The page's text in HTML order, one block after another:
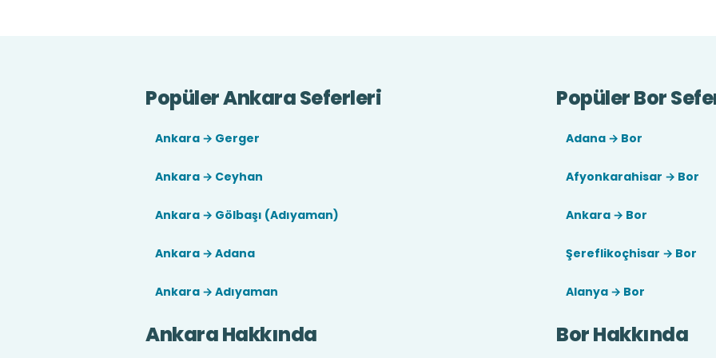
Popüler Ankara Seferleri
Ankara → Gerger
Ankara → Ceyhan
Ankara → Gölbaşı (Adıyaman)
Ankara → Adana
Ankara → Adıyaman
Popüler Bor
Adana → Bor
Afyonkarahisar → Bor
Ankara → Bor
Şereflikoçhisar → Bor
Alanya → Bor
Ankara Hakkında Bor Hakkında